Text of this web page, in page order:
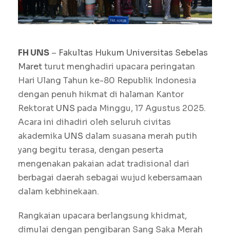
FH UNS – Fakultas Hukum Universitas Sebelas
Maretturut menghadiri upacara peringatan
Hari Ulang Tahun ke-80 Republik Indonesia
dengan penuh hikmat di halaman Kantor
Rektorat UNS pada Minggu, 17 Agustus 2025.
Acara ini dihadiri oleh seluruh civitas
akademika UNS dalam suasana merah putih
yang begitu terasa, dengan peserta
mengenakan pakaian adat tradisional dari
berbagai daerah sebagai wujud kebersamaan
dalam kebhinekaan.
Rangkaian upacara berlangsung khidmat,
dimulai dengan pengibaran Sang Saka Merah